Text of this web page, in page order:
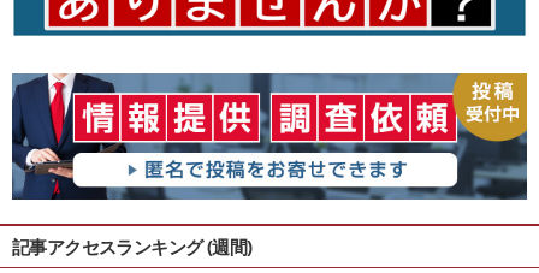
記事アクセスランキング (週間)